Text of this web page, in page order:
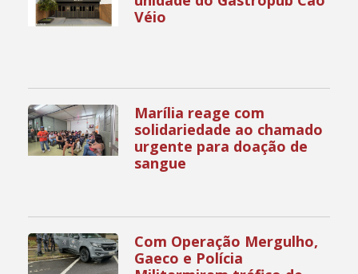
Véio
Marília reage com
solidariedade ao chamado
urgente para doação de
sangue
Com Operação Mergulho,
Gaeco e Polícia